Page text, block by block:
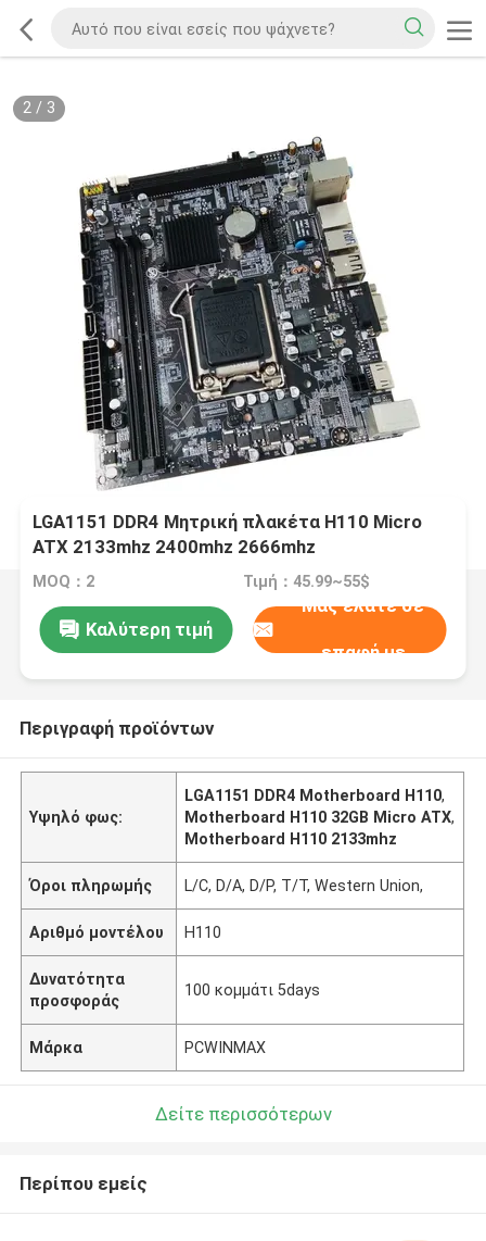
2/ 3
LGA1151 DDR4 Μητρική πλακέτα H110 Micro
ATX 2133mhz 2400mhz 2666mhz
MOQ：2 Τιμή：45.99~55$
Καλύτερη τιμή
Μας ελάτε σε
επαφή με
Περιγραφή προϊόντων
Υψηλό φως:
LGA1151 DDR4 Motherboard H110,
Motherboard H110 32GB Micro ATX,
Motherboard H110 2133mhz
Όροι πληρωμής L/C, D/A, D/P, T/T, Western Union,
Αριθμό μοντέλου H110
Δυνατότητα
προσφοράς
100 κομμάτι 5days
Μάρκα PCWINMAX
Δείτε περισσότερων
Περίπου εμείς